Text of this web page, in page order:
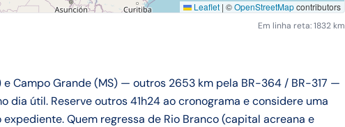
Leaflet | ©OpenStreetMapcontributors
Em linha reta: 1832 km
Campo Grande (MS) — outros 2653 km pela BR-364 / BR-317 —
útil. Reserve outros 41h24 ao cronograma e considere uma
Quem regressa de Rio Branco (capital acreana e